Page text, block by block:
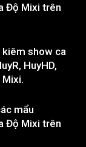
Độ Mixi trên
show ca
HuyHD,
mẩu
Độ Mixi trên